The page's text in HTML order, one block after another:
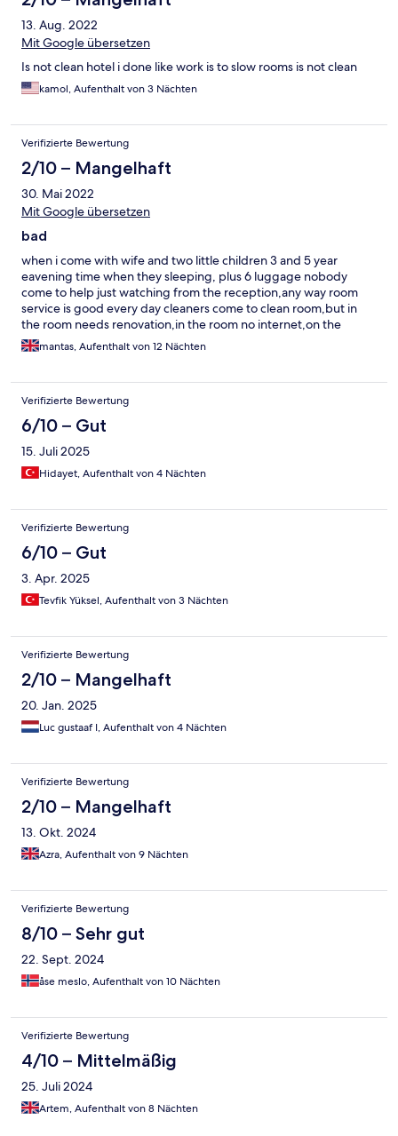
13. Aug. 2022
Mit Google übersetzen
Is not clean hotel i done like work is to slow rooms is not clean
kamol, Aufenthalt von 3 Nächten
Verifizierte Bewertung
2/10 – Mangelhaft
30. Mai 2022
Mit Google übersetzen
bad
when i come with wife and two little children 3 and 5 year
eavening time when they sleeping, plus 6 luggage nobody
come to help just watching from the reception,any way room
service is good every day cleaners come to clean room,but in
the room needs renovation,in the room no internet,on the
internet list is diferent photos like now when you come.about
food in restoran you cant there go if you dont want sick,and
next day serve same food,vegetables and fruit is rotten from the
heat and nobady changes ,sausages or meet smell,everywhere
flys on the food,brekfast till 10 am,but when we comming
9:30am eggs on the table is finishing,you can eat just fries i
newer come back here again,from 1 to 10 i give 2 ,this 2 just the
for the room services.
mantas, Aufenthalt von 12 Nächten
Verifizierte Bewertung
6/10 – Gut
15. Juli 2025
Hidayet, Aufenthalt von 4 Nächten
Verifizierte Bewertung
6/10 – Gut
3. Apr. 2025
Tevfik Yüksel, Aufenthalt von 3 Nächten
Verifizierte Bewertung
2/10 – Mangelhaft
20. Jan. 2025
Luc gustaaf I, Aufenthalt von 4 Nächten
Verifizierte Bewertung
2/10 – Mangelhaft
13. Okt. 2024
Azra, Aufenthalt von 9 Nächten
Verifizierte Bewertung
8/10 – Sehr gut
22. Sept. 2024
åse meslo, Aufenthalt von 10 Nächten
Verifizierte Bewertung
4/10 – Mittelmäßig
25. Juli 2024
Artem, Aufenthalt von 8 Nächten